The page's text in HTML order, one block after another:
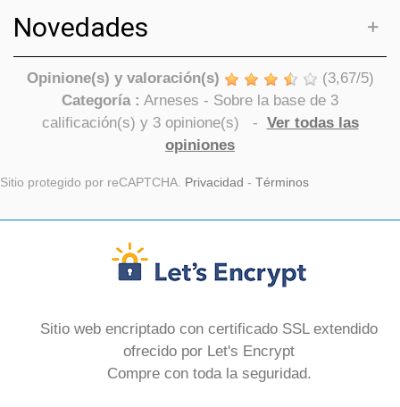
Novedades
Opinione(s) y valoración(s) (3,67/5)
Categoría : Arneses - Sobre la base de 3
calificación(s) y 3opinione(s) - Ver todas las
opiniones
Sitio protegido por reCAPTCHA. Privacidad - Términos
Sitio web encriptado con certificado SSL extendido
ofrecido por Let's Encrypt
Compre con toda la seguridad.